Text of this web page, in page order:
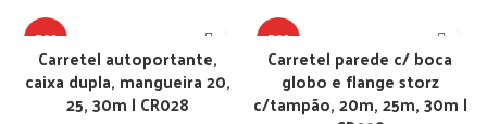
TOP
Carretel autoportante,
caixa dupla, mangueira 20,
25, 30m | CR028
TOP
Carretel parede c/ boca
globo e flange storz
c/tampão, 20m, 25m, 30m |